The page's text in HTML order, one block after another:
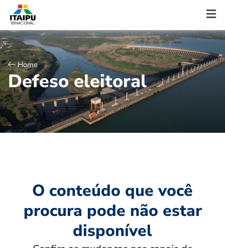
Home
Defeso eleitoral
O conteúdo que você
procura pode não estar
disponível